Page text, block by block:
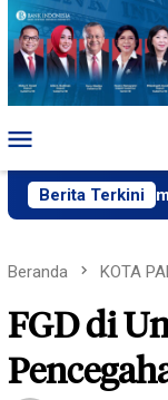
Loncat
konten
Mobile
Berita Terkini
Kemenkum
Beranda KOTA
FGD di